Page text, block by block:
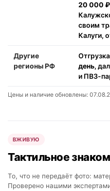
20 000 ₽
своим
Калуги,
Другие
регионы РФ
день,
и ПВЗ-
Цены и наличие обновлены:
ВЖИВУЮ
Тактильное
То, что не передаёт фото:
Проверено нашими